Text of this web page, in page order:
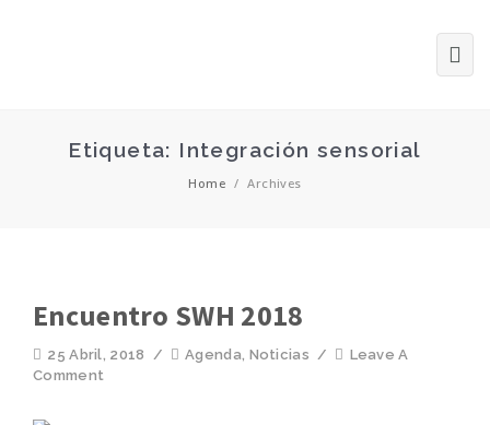
Etiqueta: Integración sensorial
Home / Archives
Encuentro SWH 2018
25 Abril, 2018 / Agenda, Noticias /
Leave A
Comment